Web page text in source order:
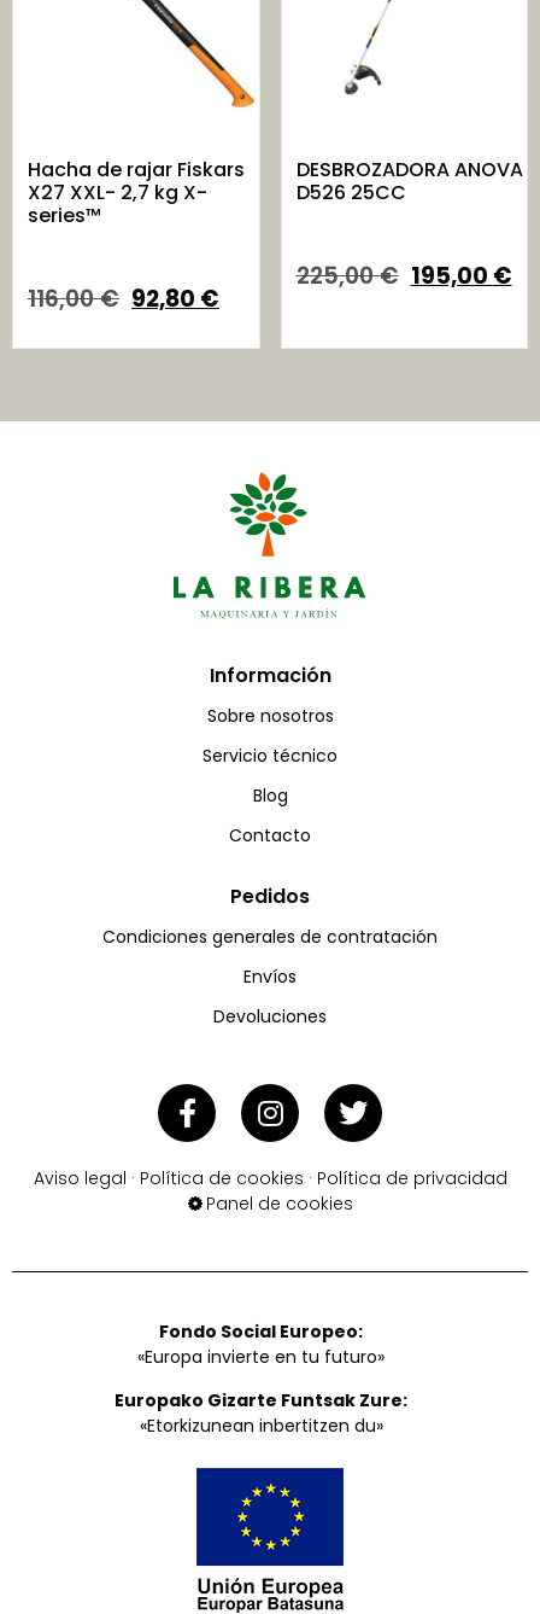
Hacha de rajar Fiskars
X27 XXL- 2,7 kg X-
series™
116,00€ 92,80 €
DESBROZADORA ANOVA
D526 25CC
225,00€ 195,00 €
Información
Sobre nosotros
Servicio técnico
Blog
Contacto
Pedidos
Condiciones generales de contratación
Envíos
Devoluciones
Aviso legal · Política de cookies · Política de privacidad
Panel de cookies
Fondo Social Europeo:
«Europa invierte en tu futuro»
Europako Gizarte Funtsak Zure:
«Etorkizunean inbertitzen du»